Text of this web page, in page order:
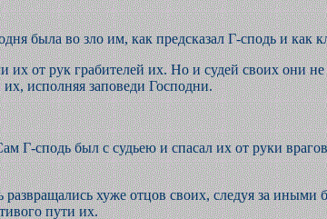
была во зло им, как предсказал Г-сподь и как
их от рук грабителей их. Но и судей своих они
исполняя заповеди Господни.
Г-сподь был с судьею и спасал их от руки
хуже отцов своих, следуя за
пути их.